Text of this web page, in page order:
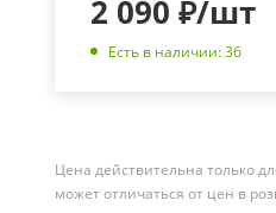
2 090 ₽/шт
Есть в наличии: 36
Цена действительна только
может отличаться от цен в